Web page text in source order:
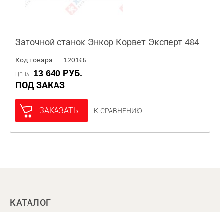
Заточной станок Энкор Корвет Эксперт 484
Код товара — 120165
ЦЕНА
13 640 РУБ.
ПОД ЗАКАЗ
ЗАКАЗАТЬ К СРАВНЕНИЮ
КАТАЛОГ